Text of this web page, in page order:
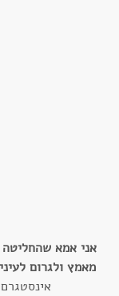
אני אמא
מאמץ ולגרום
אינסטגרם dvorivainer